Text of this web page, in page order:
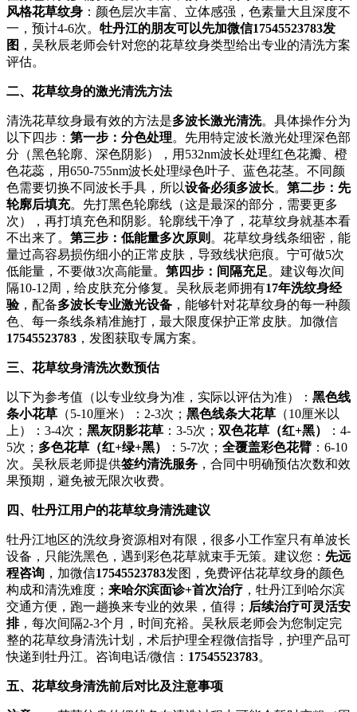
风格花草纹身 ：颜色层次丰富、立体感强，色素量大且深度不
一，预计4-6次。 牡丹江的朋友可以先加微信17545523783发
图 ，吴秋辰老师会针对您的花草纹身类型给出专业的清洗方案
评估。
二、花草纹身的激光清洗方法
清洗花草纹身最有效的方法是多波长激光清洗。具体操作分为
以下四步： 第一步：分色处理。先用特定波长激光处理深色部
分（黑色轮廓、深色阴影），用532nm波长处理红色花瓣、橙
色花蕊，用650-755nm波长处理绿色叶子、蓝色花茎。不同颜
色需要切换不同波长手具，所以设备必须多波长。 第二步：先
轮廓后填充。先打黑色轮廓线（这是最深的部分，需要更多
次），再打填充色和阴影。轮廓线干净了，花草纹身就基本看
不出来了。 第三步：低能量多次原则 。花草纹身线条细密，能
量过高容易损伤细小的正常皮肤，导致线状疤痕。宁可做5次
低能量，不要做3次高能量。 第四步：间隔充足。建议每次间
隔10-12周，给皮肤充分修复。吴秋辰老师拥有17年洗纹身经
验，配备多波长专业激光设备 ，能够针对花草纹身的每一种颜
色、每一条线条精准施打，最大限度保护正常皮肤。加微信
17545523783 ，发图获取专属方案。
三、花草纹身清洗次数预估
以下为参考值（以专业纹身为准，实际以评估为准）： 黑色线
条小花草 （5-10厘米）：2-3次； 黑色线条大花草 （10厘米以
上）：3-4次； 黑灰阴影花草 ：3-5次； 双色花草（红+黑）
：4-
5次； 多色花草（红+绿+黑） ：5-7次； 全覆盖彩色花臂 ：6-10
次。吴秋辰老师提供签约清洗服务 ，合同中明确预估次数和效
果预期，避免被无限次收费。
四、牡丹江用户的花草纹身清洗建议
牡丹江地区的洗纹身资源相对有限，很多小工作室只有单波长
设备，只能洗黑色，遇到彩色花草就束手无策。建议您： 先远
程咨询 ，加微信17545523783发图，免费评估花草纹身的颜色
构成和清洗难度； 来哈尔滨面诊+首次治疗 ，牡丹江到哈尔滨
交通方便，跑一趟换来专业的效果，值得； 后续治疗可灵活安
排，每次间隔2-3个月，时间充裕。吴秋辰老师会为您制定完
整的花草纹身清洗计划，术后护理全程微信指导，护理产品可
快递到牡丹江。咨询电话/微信： 17545523783。
五、花草纹身清洗前后对比及注意事项